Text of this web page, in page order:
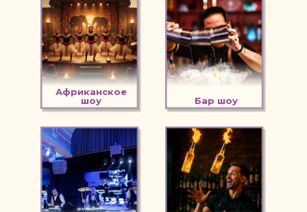
Бар шоу
Африканское
шоу